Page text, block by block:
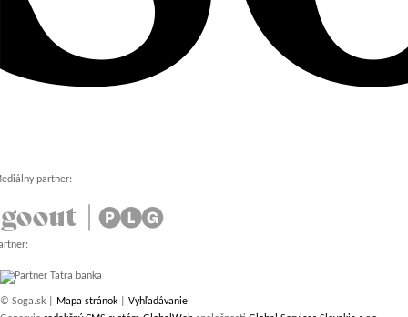
partner:
© Soga.sk | Mapa stránok
Vyhľadávanie